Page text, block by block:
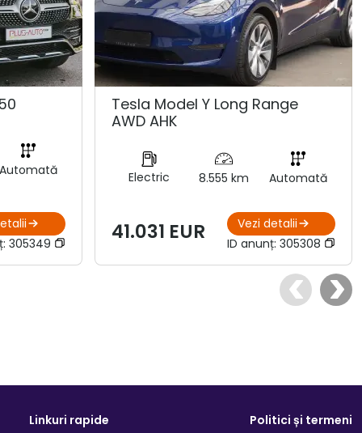
Automată
305349
Tesla Model Y Long Range
AWD AHK
Electric 8.555 km Automată
41.031 EUR
Vezi detalii
ID anunț: 305308
Linkuri rapide
Politici și termeni